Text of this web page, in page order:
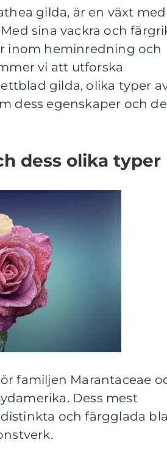
gilda, är en växt
sina vackra och
inom heminredning och
vi att utforska
gilda, olika typer
dess egenskaper och
dess olika typer
familjen Marantaceae
Dess mest
och färgglada